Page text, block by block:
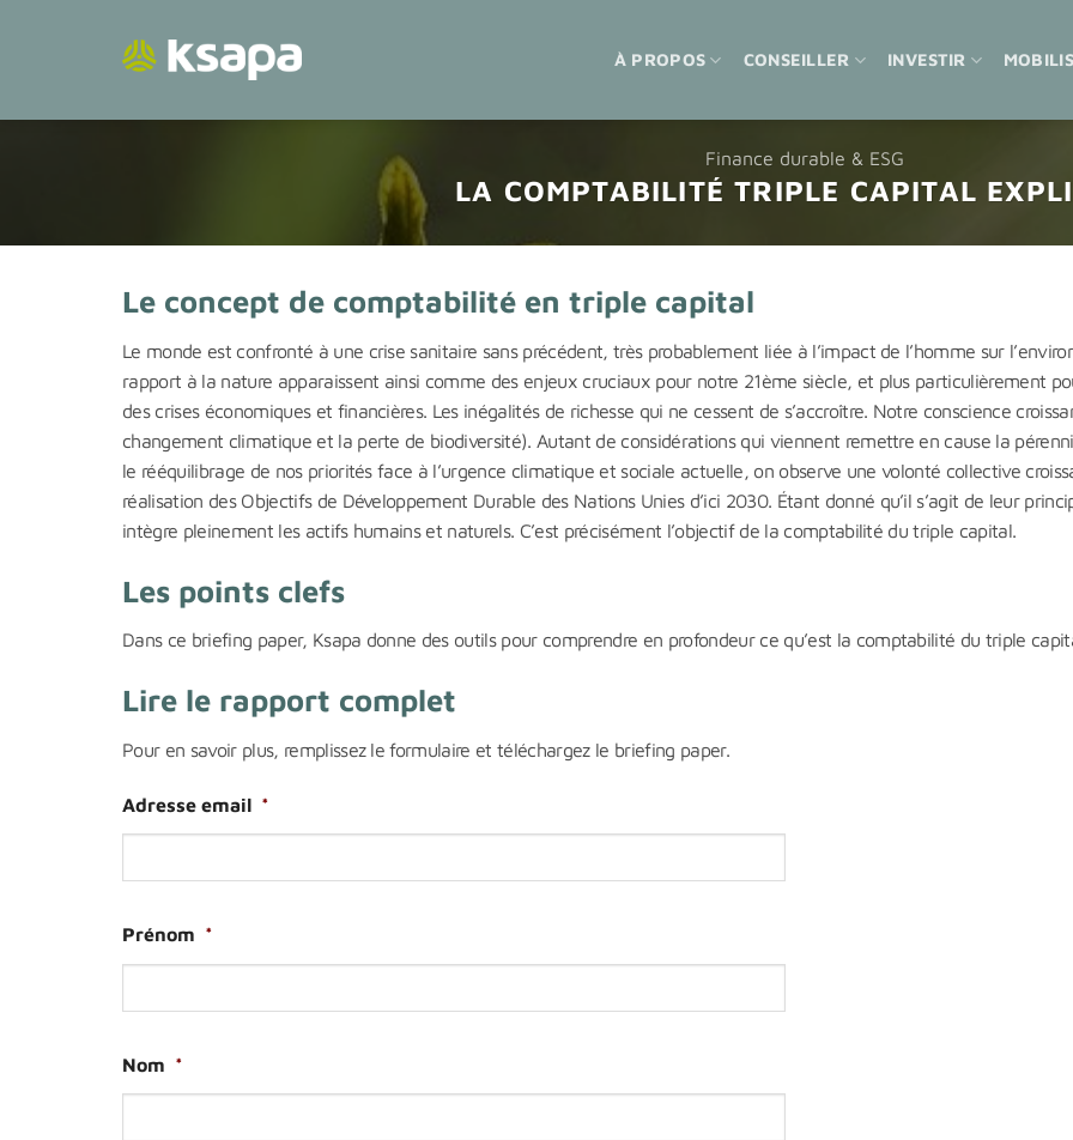
À PROPOS CONSEILLER INVESTIR
Finance durable & ESG
LA COMPTABILITÉ TRIPLE CAPITAL
Le concept de comptabilité en triple capital
Le monde est confronté à une crise sanitaire sans précédent, très probablement liée à l’impact de l’homme sur
rapport à la nature apparaissent ainsi comme des enjeux cruciaux pour notre 21ème siècle, et plus particulièrement
des crises économiques et financières. Les inégalités de richesse qui ne cessent de s’accroître. Notre conscience
changement climatique et la perte de biodiversité). Autant de considérations qui viennent remettre en cause la
le rééquilibrage de nos priorités face à l’urgence climatique et sociale actuelle, on observe une volonté collective
réalisation des Objectifs de Développement Durable des Nations Unies d’ici 2030. Étant donné qu’il s’agit de leur
intègre pleinement les actifs humains et naturels. C’est précisément l’objectif de la comptabilité du triple capital.
Les points clefs
Dans ce briefing paper, Ksapa donne des outils pour comprendre en profondeur ce qu’est la comptabilité du triple
Lire le rapport complet
Pour en savoir plus, remplissez le formulaire et téléchargez le briefing paper.
Adresse email *
Prénom *
Nom *